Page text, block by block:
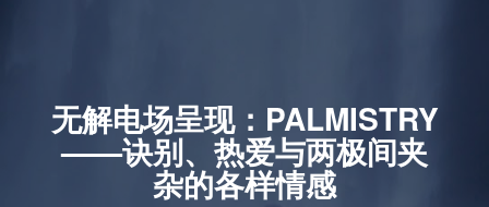
无解电场呈现：PALMISTRY
——诀别、热爱与两极间夹
杂的各样情感